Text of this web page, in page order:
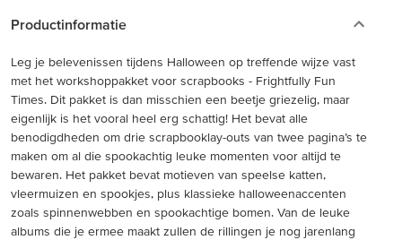
Productinformatie
Leg je belevenissen tijdens Halloween op treffende wijze vast
met het workshoppakket voor scrapbooks - Frightfully Fun
Times. Dit pakket is dan misschien een beetje griezelig, maar
eigenlijk is het vooral heel erg schattig! Het bevat alle
benodigdheden om drie scrapbooklay-outs van twee pagina’s te
maken om al die spookachtig leuke momenten voor altijd te
bewaren. Het pakket bevat motieven van speelse katten,
vleermuizen en spookjes, plus klassieke halloweenaccenten
zoals spinnenwebben en spookachtige bomen. Van de leuke
albums die je ermee maakt zullen de rillingen je nog jarenlang